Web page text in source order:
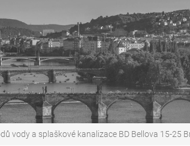
vody a splaškové kanalizace BD Bellova 15-25